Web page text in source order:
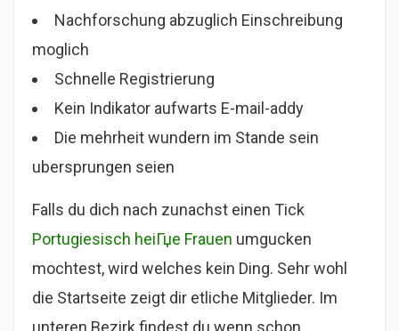
Nachforschung abzuglich Einschreibung
moglich
Schnelle Registrierung
Kein Indikator aufwarts E-mail-addy
Die mehrheit wundern im Stande sein
ubersprungen seien
Falls du dich nach zunachst einen Tick
Portugiesisch heiГџe Frauen umgucken
mochtest, wird welches kein Ding. Sehr wohl
die Startseite zeigt dir etliche Mitglieder. Im
unteren Bezirk findest du wenn schon